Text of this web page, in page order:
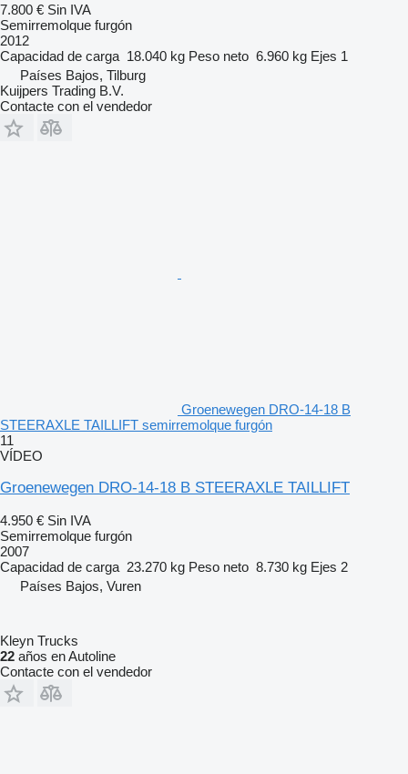
7.800 € Sin IVA
Semirremolque furgón
2012
Capacidad de carga 18.040 kg Peso neto 6.960 kg Ejes 1
Países Bajos, Tilburg
Kuijpers Trading B.V.
Contacte con el vendedor
Groenewegen DRO-14-18 B
STEERAXLE TAILLIFT semirremolque furgón
11
VÍDEO
Groenewegen DRO-14-18 B STEERAXLE TAILLIFT
4.950 € Sin IVA
Semirremolque furgón
2007
Capacidad de carga 23.270 kg Peso neto 8.730 kg Ejes 2
Países Bajos, Vuren
Kleyn Trucks
22 años en Autoline
Contacte con el vendedor